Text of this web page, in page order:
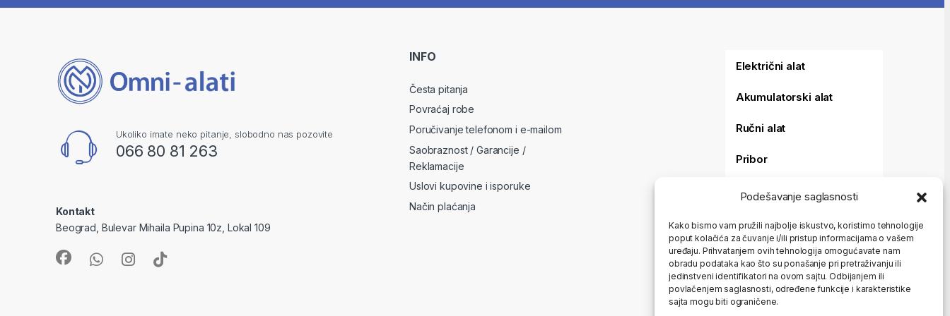
Podešavanje saglasnosti
Kako bismo vam pružili najbolje iskustvo, koristimo tehnologije
poput kolačića za čuvanje i/ili pristup informacijama o vašem
uređaju. Prihvatanjem ovih tehnologija omogućavate nam
obradu podataka kao što su ponašanje pri pretraživanju ili
jedinstveni identifikatori na ovom sajtu. Odbijanjem ili
povlačenjem saglasnosti, određene funkcije i karakteristike
sajta mogu biti ograničene.
a
Ukoliko imate neko pitanje, slobodno nas pozovite
066 80 81 263
Kontakt
Beograd, Bulevar Mihaila Pupina 10z, Lokal 109
INFO
Česta pitanja
Povraćaj robe
Poručivanje telefonom i e-mailom
Saobraznost / Garancije /
Reklamacije
Uslovi kupovine i isporuke
Način plaćanja
Električni alat
Akumulatorski alat
Ručni alat
Pribor
Merni alat
Baštenski alat
Aparati za varenje i
sečenje
Koferi i torbe